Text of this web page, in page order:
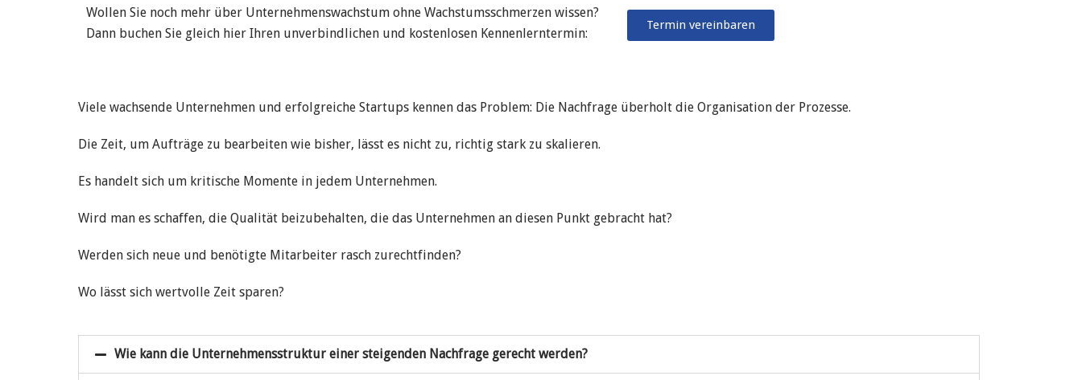
Wollen Sie noch mehr über Unternehmenswachstum ohne Wachstumsschmerzen wissen?
Dann buchen Sie gleich hier Ihren unverbindlichen und kostenlosen Kennenlerntermin:
Termin vereinbaren
Viele wachsende Unternehmen und erfolgreiche Startups kennen das Problem: Die Nachfrage überholt die Organisation der Prozesse.
Die Zeit, um Aufträge zu bearbeiten wie bisher, lässt es nicht zu, richtig stark zu skalieren.
Es handelt sich um kritische Momente in jedem Unternehmen.
Wird man es schaffen, die Qualität beizubehalten, die das Unternehmen an diesen Punkt gebracht hat?
Werden sich neue und benötigte Mitarbeiter rasch zurechtfinden?
Wo lässt sich wertvolle Zeit sparen?
Wie kann die Unternehmensstruktur einer steigenden Nachfrage gerecht werden?